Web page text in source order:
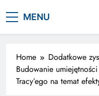
Osiągania Celów w
MENU
Home
Dodatkowe
Budowanie
Tracy’ego na temat